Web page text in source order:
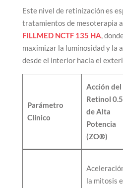
Este nivel de retinización es
tratamientos de mesoterapia
FILLMED NCTF 135 HA,
maximizar la luminosidad y la
desde el interior hacia el
Parámetro
Clínico
Acción del
Retinol
de Alta
Potencia
(ZO®)
la mitosis